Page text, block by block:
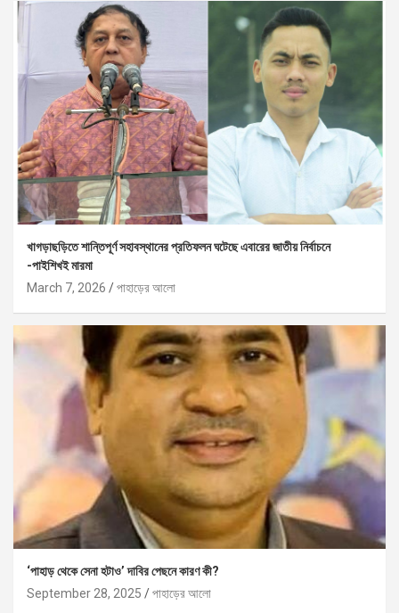
খাগড়াছড়িতে শান্তিপূর্ণ সহাবস্থানের প্রতিফলন ঘটেছে এবারের জাতীয় নির্বাচনে
-পাইশিখই মারমা
March 7, 2026
পাহাড়ের আলো
‘পাহাড় থেকে সেনা হটাও’ দাবির পেছনে কারণ কী?
September 28, 2025
পাহাড়ের আলো